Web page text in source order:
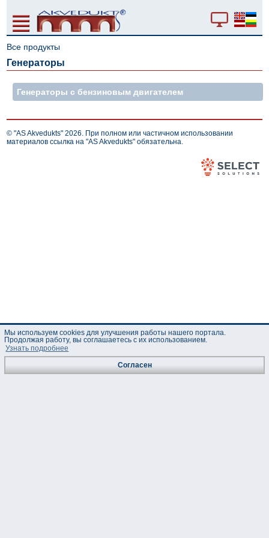
Все продукты
Генераторы
Генераторы с бензиновым двигателем
© "AS Akvedukts" 2026. При полном или частичном использовании
материалов ссылка на "AS Akvedukts" обязательна.
Мы используем cookies для улучшения работы нашего портала.
Продолжая работу, вы соглашаетесь с их использованием.
Узнать подробнее
Согласен